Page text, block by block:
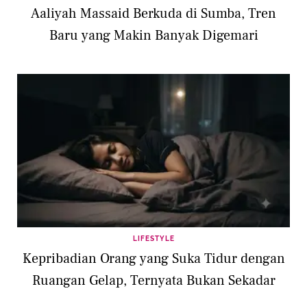
Aaliyah Massaid Berkuda di Sumba, Tren
Baru yang Makin Banyak Digemari
LIFESTYLE
Kepribadian Orang yang Suka Tidur dengan
Ruangan Gelap, Ternyata Bukan Sekadar